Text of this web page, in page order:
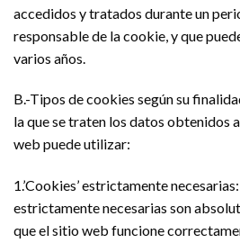
accedidos y tratados durante un
responsable de la cookie, y que
varios años.
B.-Tipos de cookies según su
la que se traten los datos obtenidos a
web puede utilizar:
1.’Cookies’ estrictamente
estrictamente necesarias son
que el sitio web funcione